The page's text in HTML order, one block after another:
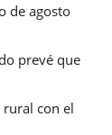
de agosto
prevé que
rural con el